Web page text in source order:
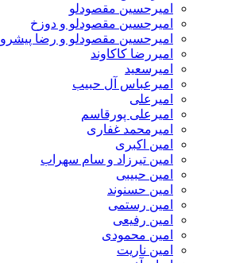
امیرحسین مقصودلو
امیرحسین مقصودلو و دوزخ
امیرحسین مقصودلو و رضا پیشرو
امیررضا کاکاوند
امیرسعید
امیرعباس آل حبیب
امیرعلی
امیرعلی پورقاسم
امیرمحمد غفاری
امین اکبری
امین تیرزاد و سام سهراب
امین حبیبی
امین حسنوند
امین رستمی
امین رفیعی
امین محمودی
امین ناریت